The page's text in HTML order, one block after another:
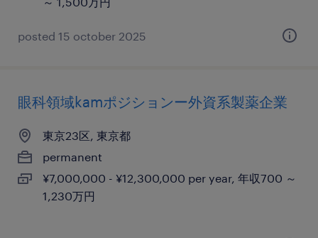
posted 15 october 2025
眼科領域kamポジションー外資系製薬企業
東京23区, 東京都
permanent
¥7,000,000 - ¥12,300,000 per year, 年収700 ～
1,230万円